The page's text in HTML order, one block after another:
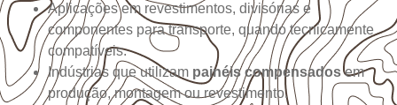
Aplicações em revestimentos, divisórias e
componentes para transporte, quando tecnicamente
compatíveis.
Indústrias que utilizam painéis compensadosem
produção, montagem ou revestimento.